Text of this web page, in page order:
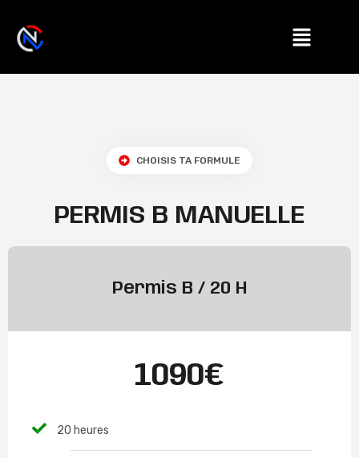
CHOISIS TA FORMULE
PERMIS B MANUELLE​
Permis B / 20 H
1090€
20 heures